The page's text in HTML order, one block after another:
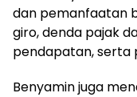
dan pemanfaatan
giro, denda pajak
pendapatan, serta
Benyamin juga